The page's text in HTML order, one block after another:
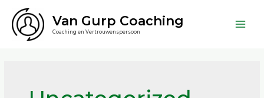
naar
Van Gurp Coaching
Coaching en Vertrouwenspersoon